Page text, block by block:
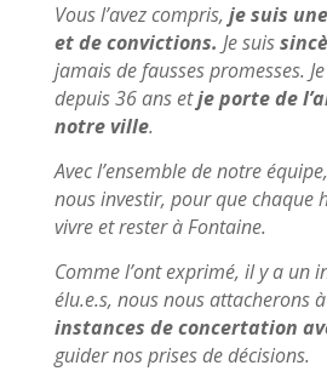
Vous l’avez compris, je suis
et de convictions. Je suis
jamais de fausses promesses.
depuis 36 ans etje porte de
notre ville.
Avec l’ensemble de notre
nous investir, pour que chaque
vivre et rester à Fontaine.
Comme l’ont exprimé, il y a un
élu.e.s, nous nous attacherons à
instances de concertation
guider nos prises de décisions.